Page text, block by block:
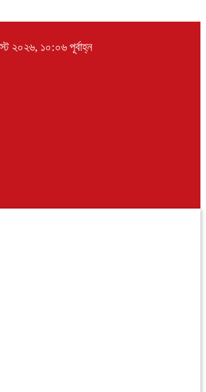
২০২৬, ১০:০৬ পূর্বাহ্ন